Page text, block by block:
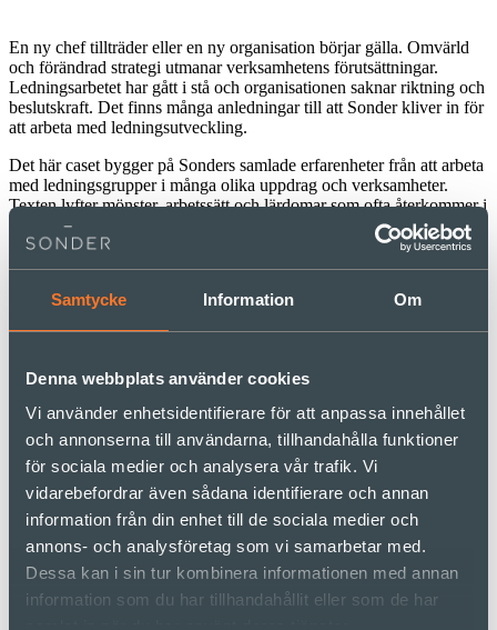
Samtycke Information Om
Denna webbplats använder cookies
Vi använder enhetsidentifierare för att anpassa innehållet
och annonserna till användarna, tillhandahålla funktioner
för sociala medier och analysera vår trafik. Vi
vidarebefordrar även sådana identifierare och annan
information från din enhet till de sociala medier och
annons- och analysföretag som vi samarbetar med.
Dessa kan i sin tur kombinera informationen med annan
information som du har tillhandahållit eller som de har
En ny chef tillträder eller en ny organisation börjar gälla. Omvärld
och förändrad strategi utmanar verksamhetens förutsättningar.
Ledningsarbetet har gått i stå och organisationen saknar riktning och
beslutskraft. Det finns många anledningar till att Sonder kliver in för
att arbeta med ledningsutveckling.
Det här caset bygger på Sonders samlade erfarenheter från att arbeta
med ledningsgrupper i många olika uppdrag och verksamheter.
Texten lyfter mönster, arbetssätt och lärdomar som ofta återkommer i
uppdragen.
Helhetsperspektiv framför
standardlösningar
kontexten. Till skillnad från traditionell grupputveckling, där fokus
ofta ligger på individers personlighet eller gruppens ”insida”, antog
Sonder och kunden ett helhetsperspektiv. Ledningsgruppens
utveckling kopplades alltid till organisationens riktning, strategi och
styrning. Det möjliggjorde ett arbete med både det relationella och
det strukturella samtidigt – och därigenom verklig förändring.
finns vi som grupp? Vad ska vi fokusera på? Hur arbetar vi bäst?
Vilka relationer behöver vi stärka? Den fungerade som ramverk för
att arbeta med allt från uppdrag och mål till arbetsformer, samspel